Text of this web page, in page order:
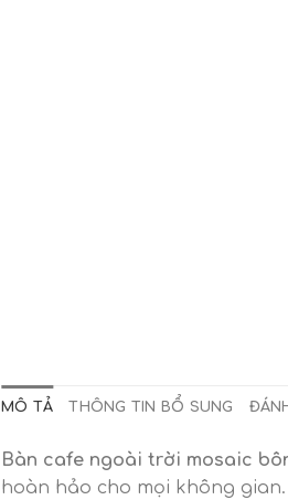
MÔ TẢ THÔNG TIN BỔ SUNG
Bàn cafe ngoài trời mosaic
hoàn hảo cho mọi không